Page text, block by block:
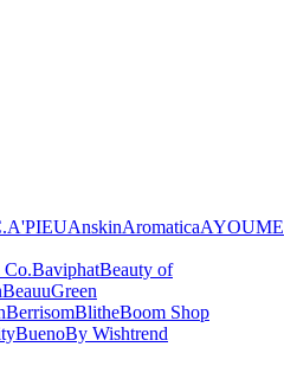
A'PIEUAnskinAromaticaAYOUME
Co.BaviphatBeauty of
BeauuGreen
BerrisomBlitheBoom Shop
BuenoBy Wishtrend